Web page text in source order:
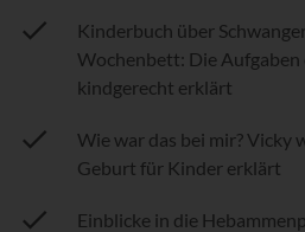
Kinderbuch über
Wochenbett: Die Aufgaben
kindgerecht erklärt
Wie war das bei mir? Vicky
Geburt für Kinder erklärt
Einblicke in die